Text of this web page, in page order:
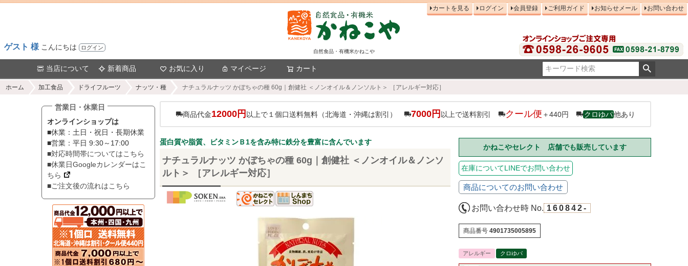
ゲスト 様 こんにちは ログイン
自然食品・有機米かねこや
カートを見る ログイン 会員登録 ご利用ガイド お知らせメール お問い合わせ
当店について 新着商品 お気に入り マイページ カート
ホーム 加工食品 ドライフルーツ ナッツ・種 ナチュラルナッツ かぼちゃの種 60g｜創健社 ＜ノンオイル＆ノンソルト＞ ［アレルギー対応］
営業日・休業日
オンラインショップは
■休業：土日・祝日・長期休業
■営業：平日 9:30～17:00
■対応時間帯についてはこちら
■休業日Googleカレンダーはこ
ちら
■ご注文後の流れはこちら
商品代金12000円 以上で１個口送料無料（北海道・沖縄は割引） 7000円 以上で送料割引 クール便 ＋440円 クロゆパ他あり
蛋白質や脂質、ビタミンＢ1を含み特に鉄分を豊富に含んでいます
ナチュラルナッツ かぼちゃの種 60g｜創健社 ＜ノンオイル＆ノンソ
ルト＞ ［アレルギー対応］
かねこやセレクト 店舗でも販売しています
在庫についてLINEでお問い合わせ
商品についてのお問い合わせ
お問い合わせ時 No. 160842-
商品番号 4901735005895
アレルギー クロゆパ